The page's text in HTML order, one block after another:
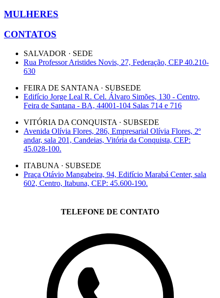
MULHERES
CONTATOS
SALVADOR · SEDE
Rua Professor Aristides Novis, 27, Federação, CEP 40.210-
630
FEIRA DE SANTANA · SUBSEDE
Edifício Jorge Leal R. Cel. Álvaro Simões, 130 - Centro,
Feira de Santana - BA, 44001-104 Salas 714 e 716
VITÓRIA DA CONQUISTA · SUBSEDE
Avenida Olívia Flores, 286, Empresarial Olívia Flores, 2º
andar, sala 201, Candeias, Vitória da Conquista, CEP:
45.028-100.
ITABUNA · SUBSEDE
Praça Otávio Mangabeira, 94, Edifício Marabá Center, sala
602, Centro, Itabuna, CEP: 45.600-190.
TELEFONE DE CONTATO